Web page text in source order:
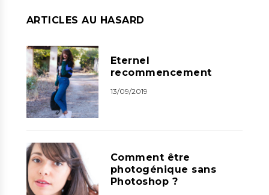
ARTICLES AU HASARD
Eternel
recommencement
13/09/2019
Comment être
photogénique sans
Photoshop ?